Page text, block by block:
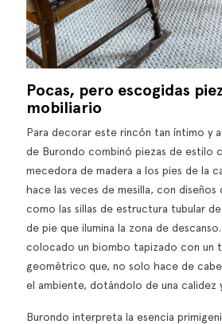
Pocas, pero escogidas
mobiliario
Para decorar este rincón tan íntimo y
de Burondo combinó piezas de estilo
mecedora de madera a los pies de la
hace las veces de mesilla, con
como las sillas de estructura tubular de
de pie que ilumina la zona de
colocado un biombo tapizado con un
geométrico que, no solo hace de
el ambiente, dotándolo de una
Burondo interpreta la esencia